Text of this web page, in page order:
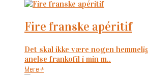
fire franske apéritif
Det skal ikke være nogen
anelse frankofil i min m..
Mere+